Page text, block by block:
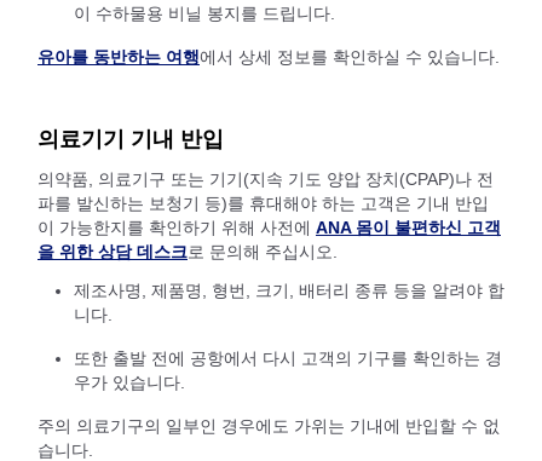
이 수하물용 비닐 봉지를 드립니다.
유아를 동반하는 여행에서 상세 정보를 확인하실 수 있습니다.
의료기기 기내 반입
의약품, 의료기구 또는 기기(지속 기도 양압 장치(CPAP)나 전
파를 발신하는 보청기 등)를 휴대해야 하는 고객은 기내 반입
이 가능한지를 확인하기 위해 사전에 ANA 몸이 불편하신 고객
을 위한 상담 데스크로 문의해 주십시오.
제조사명, 제품명, 형번, 크기, 배터리 종류 등을 알려야 합
니다.
또한 출발 전에 공항에서 다시 고객의 기구를 확인하는 경
우가 있습니다.
주의 의료기구의 일부인 경우에도 가위는 기내에 반입할 수 없
습니다.